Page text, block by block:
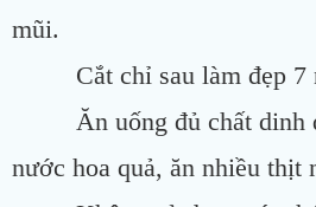
mũi.
Cắt chỉ sau làm đẹp 7
Ăn uống đủ chất dinh
nước hoa quả, ăn nhiều thịt